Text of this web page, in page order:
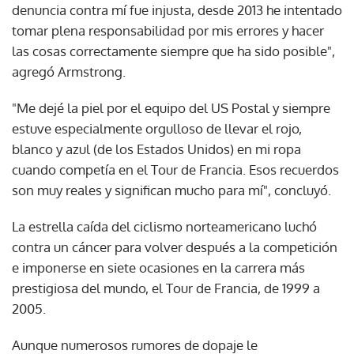
denuncia contra mí fue injusta, desde 2013 he intentado
tomar plena responsabilidad por mis errores y hacer
las cosas correctamente siempre que ha sido posible",
agregó Armstrong.
"Me dejé la piel por el equipo del US Postal y siempre
estuve especialmente orgulloso de llevar el rojo,
blanco y azul (de los Estados Unidos) en mi ropa
cuando competía en el Tour de Francia. Esos recuerdos
son muy reales y significan mucho para mí", concluyó.
La estrella caída del ciclismo norteamericano luchó
contra un cáncer para volver después a la competición
e imponerse en siete ocasiones en la carrera más
prestigiosa del mundo, el Tour de Francia, de 1999 a
2005.
Aunque numerosos rumores de dopaje le